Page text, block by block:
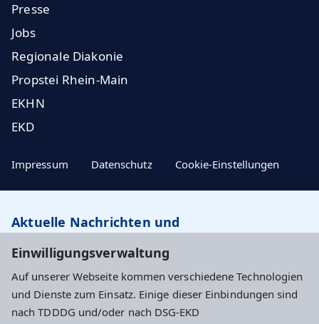
Einwilligungsverwaltung
Auf unserer Webseite kommen verschiedene Technologien
und Dienste zum Einsatz. Einige dieser Einbindungen sind
nach TDDDG und/oder nach DSG-EKD
Presse
Jobs
Regionale Diakonie
Propstei Rhein-Main
EKHN
EKD
Impressum Datenschutz Cookie-Einstellungen
Aktuelle Nachrichten und
Newsletter abonnieren